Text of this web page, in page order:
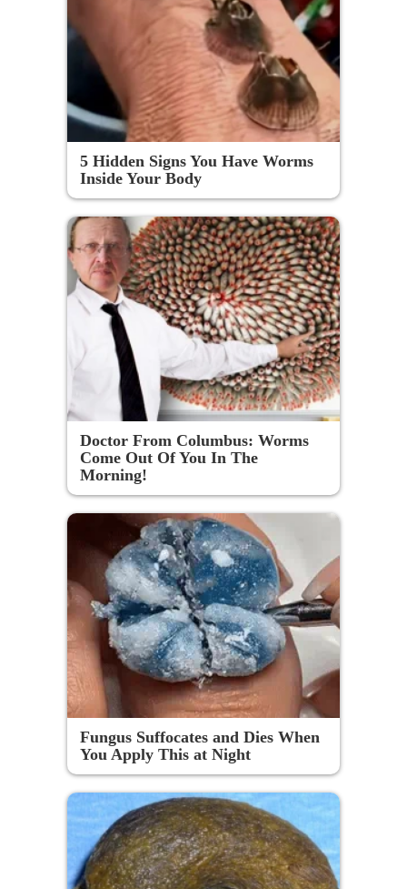
5 Hidden Signs You Have Worms
Inside Your Body
Doctor From Columbus: Worms
Come Out Of You In The
Morning!
Fungus Suffocates and Dies When
You Apply This at Night